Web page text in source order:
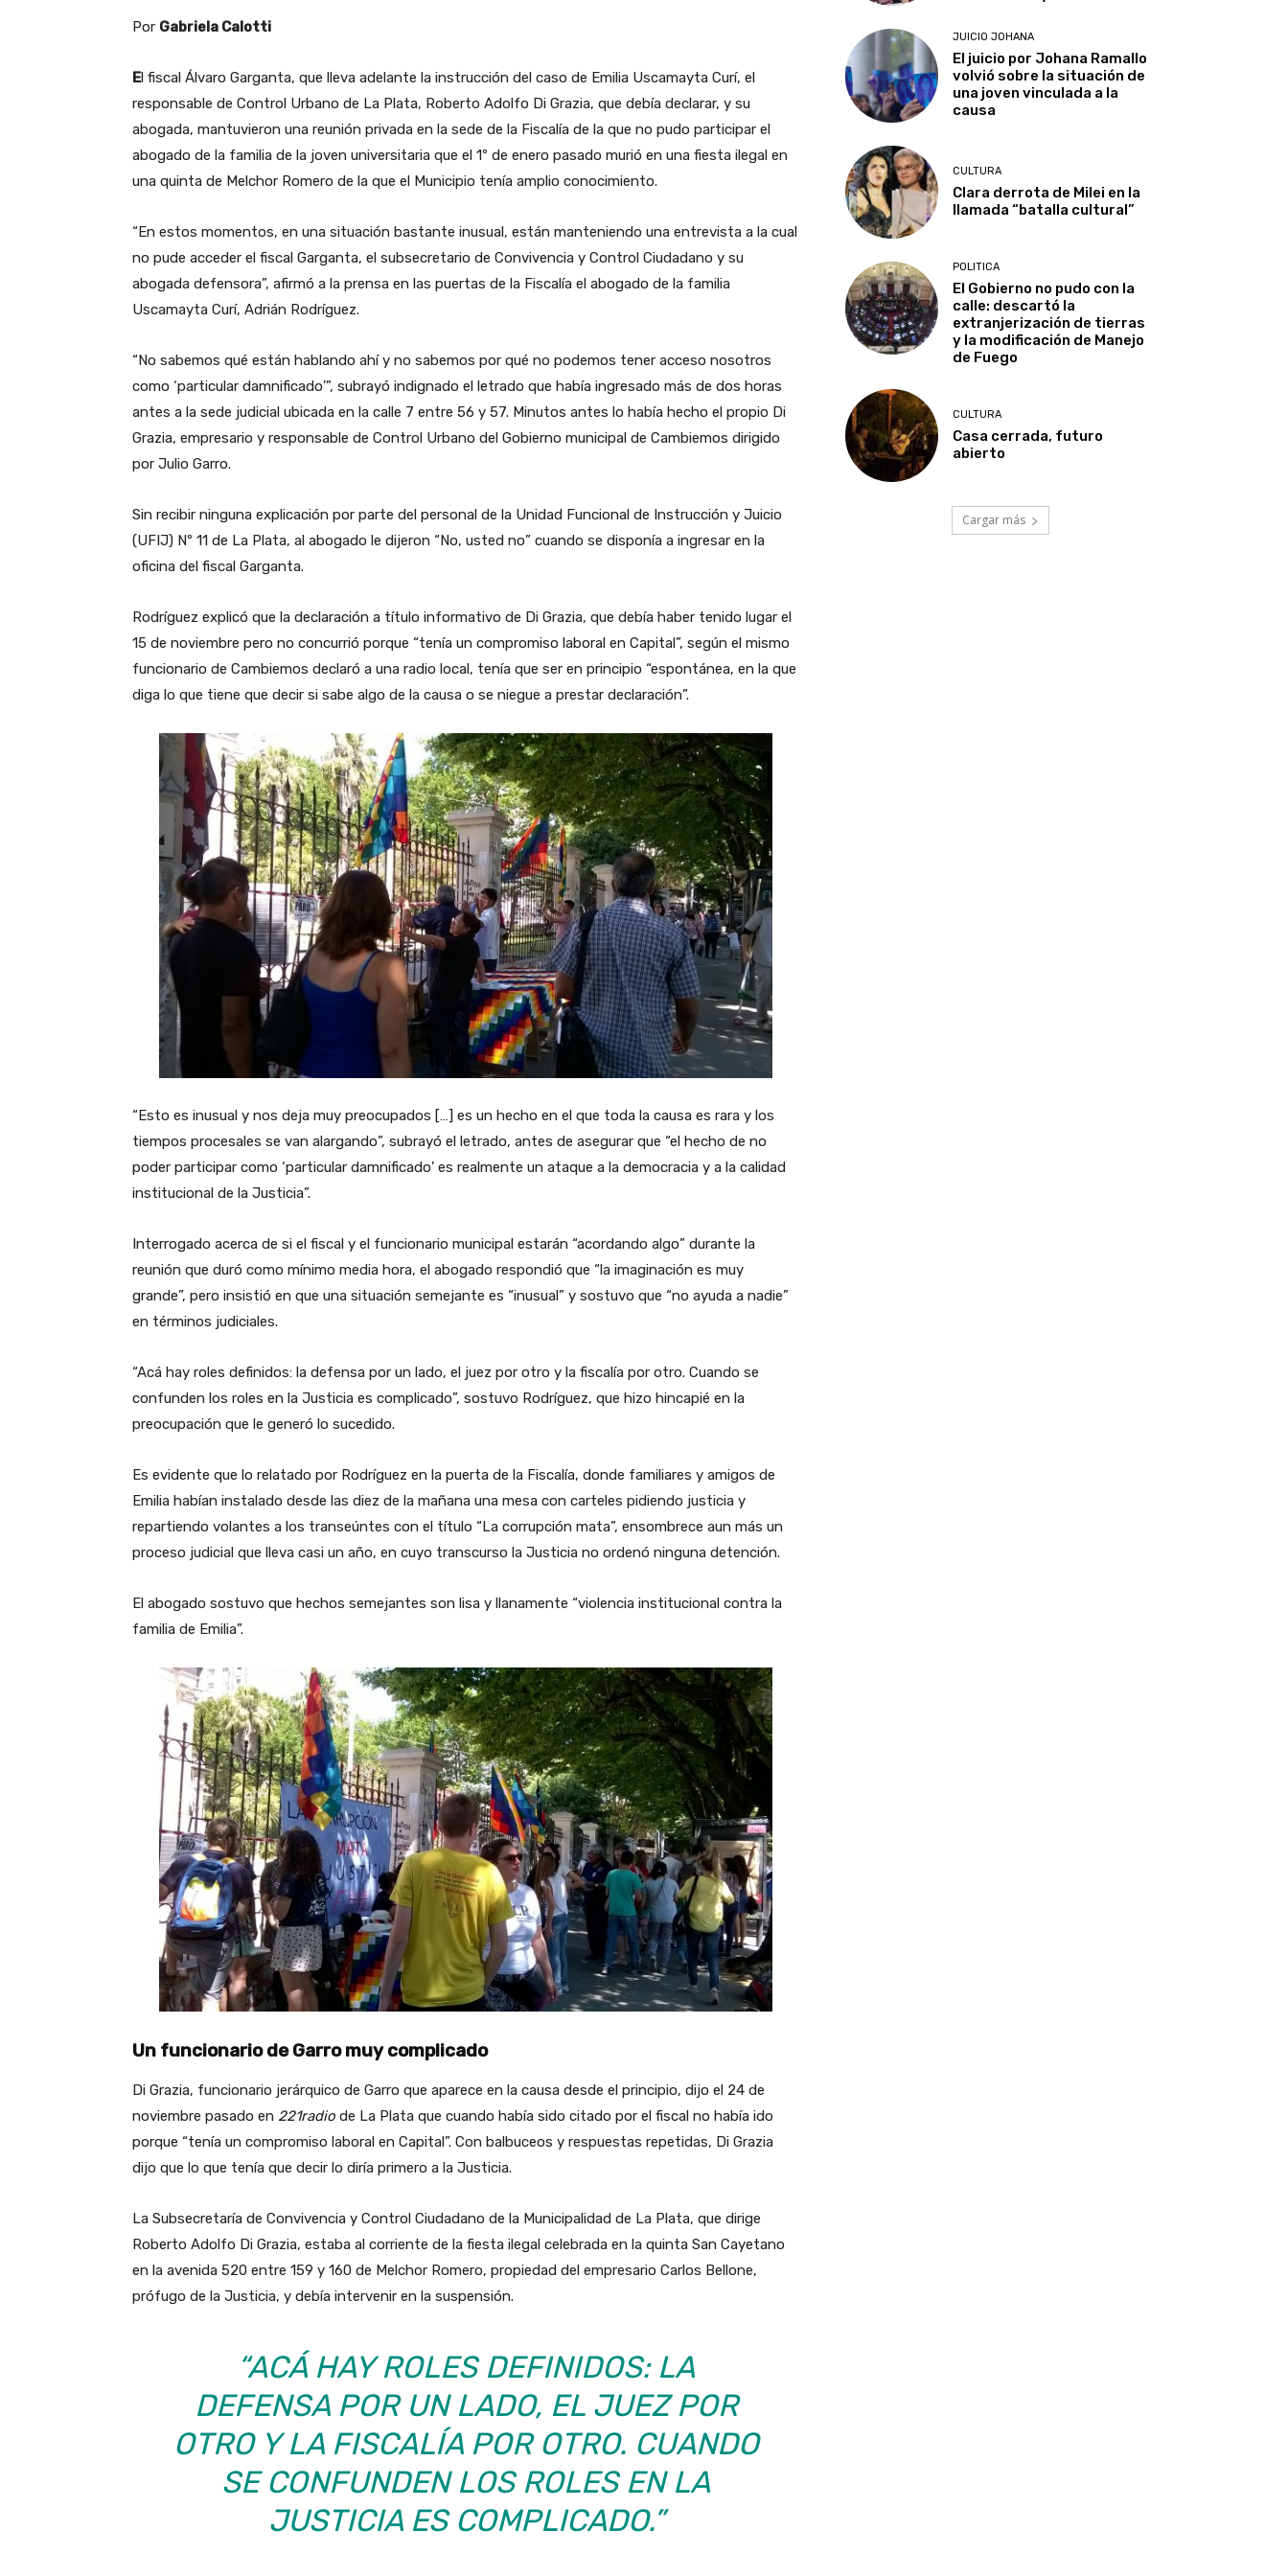
Por Gabriela Calotti
E l fiscal Álvaro Garganta, que lleva adelante la instrucción del caso de Emilia Uscamayta Curí, el
responsable de Control Urbano de La Plata, Roberto Adolfo Di Grazia, que debía declarar, y su
abogada, mantuvieron una reunión privada en la sede de la Fiscalía de la que no pudo participar el
abogado de la familia de la joven universitaria que el 1º de enero pasado murió en una fiesta ilegal en
una quinta de Melchor Romero de la que el Municipio tenía amplio conocimiento.
“En estos momentos, en una situación bastante inusual, están manteniendo una entrevista a la cual
no pude acceder el fiscal Garganta, el subsecretario de Convivencia y Control Ciudadano y su
abogada defensora”, afirmó a la prensa en las puertas de la Fiscalía el abogado de la familia
Uscamayta Curí, Adrián Rodríguez.
“No sabemos qué están hablando ahí y no sabemos por qué no podemos tener acceso nosotros
como ‘particular damnificado’”, subrayó indignado el letrado que había ingresado más de dos horas
antes a la sede judicial ubicada en la calle 7 entre 56 y 57. Minutos antes lo había hecho el propio Di
Grazia, empresario y responsable de Control Urbano del Gobierno municipal de Cambiemos dirigido
por Julio Garro.
Sin recibir ninguna explicación por parte del personal de la Unidad Funcional de Instrucción y Juicio
(UFIJ) Nº 11 de La Plata, al abogado le dijeron “No, usted no” cuando se disponía a ingresar en la
oficina del fiscal Garganta.
Rodríguez explicó que la declaración a título informativo de Di Grazia, que debía haber tenido lugar el
15 de noviembre pero no concurrió porque “tenía un compromiso laboral en Capital”, según el mismo
funcionario de Cambiemos declaró a una radio local, tenía que ser en principio “espontánea, en la que
diga lo que tiene que decir si sabe algo de la causa o se niegue a prestar declaración”.
“Esto es inusual y nos deja muy preocupados […] es un hecho en el que toda la causa es rara y los
tiempos procesales se van alargando”, subrayó el letrado, antes de asegurar que “el hecho de no
poder participar como ‘particular damnificado’ es realmente un ataque a la democracia y a la calidad
institucional de la Justicia”.
Interrogado acerca de si el fiscal y el funcionario municipal estarán “acordando algo” durante la
reunión que duró como mínimo media hora, el abogado respondió que “la imaginación es muy
grande”, pero insistió en que una situación semejante es “inusual” y sostuvo que “no ayuda a nadie”
en términos judiciales.
“Acá hay roles definidos: la defensa por un lado, el juez por otro y la fiscalía por otro. Cuando se
confunden los roles en la Justicia es complicado”, sostuvo Rodríguez, que hizo hincapié en la
preocupación que le generó lo sucedido.
Es evidente que lo relatado por Rodríguez en la puerta de la Fiscalía, donde familiares y amigos de
Emilia habían instalado desde las diez de la mañana una mesa con carteles pidiendo justicia y
repartiendo volantes a los transeúntes con el título “La corrupción mata”, ensombrece aun más un
proceso judicial que lleva casi un año, en cuyo transcurso la Justicia no ordenó ninguna detención.
El abogado sostuvo que hechos semejantes son lisa y llanamente “violencia institucional contra la
familia de Emilia”.
Un funcionario de Garro muy complicado
Di Grazia, funcionario jerárquico de Garro que aparece en la causa desde el principio, dijo el 24 de
noviembre pasado en 221radio de La Plata que cuando había sido citado por el fiscal no había ido
porque “tenía un compromiso laboral en Capital”. Con balbuceos y respuestas repetidas, Di Grazia
dijo que lo que tenía que decir lo diría primero a la Justicia.
La Subsecretaría de Convivencia y Control Ciudadano de la Municipalidad de La Plata, que dirige
Roberto Adolfo Di Grazia, estaba al corriente de la fiesta ilegal celebrada en la quinta San Cayetano
en la avenida 520 entre 159 y 160 de Melchor Romero, propiedad del empresario Carlos Bellone,
prófugo de la Justicia, y debía intervenir en la suspensión.
“ACÁ HAY ROLES DEFINIDOS: LA
DEFENSA POR UN LADO, EL JUEZ POR
OTRO Y LA FISCALÍA POR OTRO. CUANDO
SE CONFUNDEN LOS ROLES EN LA
JUSTICIA ES COMPLICADO.”
JUICIO JOHANA
El juicio por Johana Ramallo
volvió sobre la situación de
una joven vinculada a la
causa
CULTURA
Clara derrota de Milei en la
llamada “batalla cultural”
POLITICA
El Gobierno no pudo con la
calle: descartó la
extranjerización de tierras
y la modificación de Manejo
de Fuego
CULTURA
Casa cerrada, futuro
abierto
Cargar más